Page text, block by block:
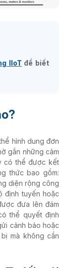
IIoT để biết
hình dung đơn
gắn những cảm
có thể được kết
thức bao gồm:
diện rộng công
định tuyến hoặc
đưa lên đám
thể quyết định
cảnh báo hoặc
mà không cần